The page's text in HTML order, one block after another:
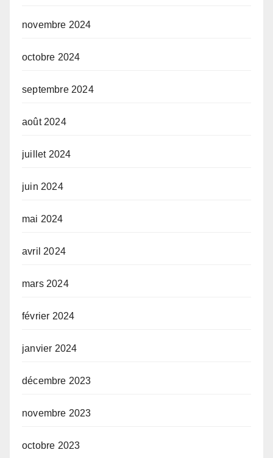
novembre 2024
octobre 2024
septembre 2024
août 2024
juillet 2024
juin 2024
mai 2024
avril 2024
mars 2024
février 2024
janvier 2024
décembre 2023
novembre 2023
octobre 2023